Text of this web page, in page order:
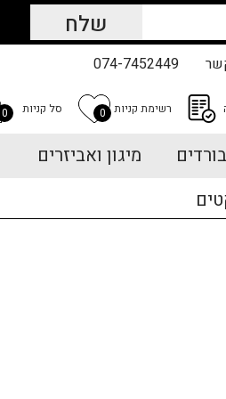
074-7452449
רשימת קניות 0 סל קניות 0
מיגון ואביזרים